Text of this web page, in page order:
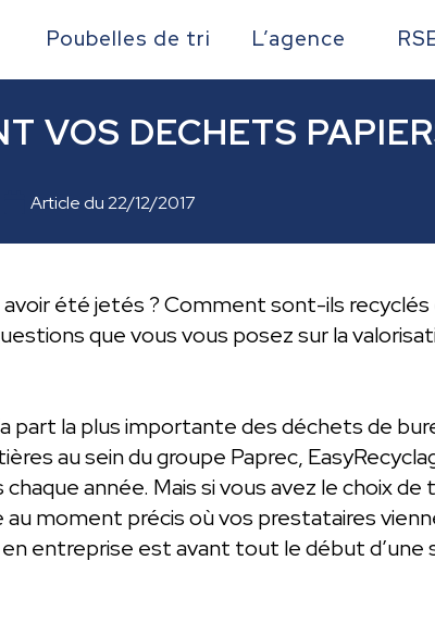
Poubelles de tri L’agence
VOS DECHETS
Article du22/12/2017
avoir été jetés ? Comment sont-ils
que vous vous posez sur la
part la plus importante des déchets de
au sein du groupe Paprec,
année. Mais si vous avez le choix de
moment précis où vos prestataires
entreprise est avant tout le début d’une